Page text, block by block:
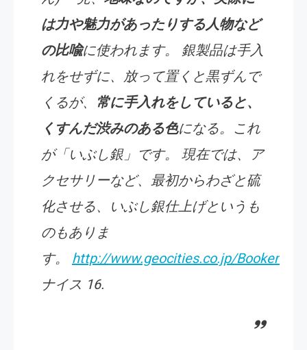
は力や魅力があったりする人物など
の比喩に使われます。 銀製品は手入
れをせずに、放って置くと黒ずんで
くるが、
常に手入れをしていると、
くすんだ渋みのある色になる。これ
が「いぶし銀」です。 現在では、ア
クセサリーなど、最初からわざと硫
化させる、いぶし銀仕上げというも
のもありま
す。 http://www.geocities.co.jp/Bookend/
ナイス 16.